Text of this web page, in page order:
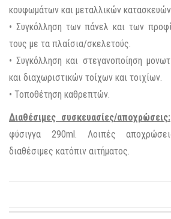
κουφωμάτων και μεταλλικών
• Συγκόλληση των πάνελ και των
τους με τα πλαίσια/σκελετούς.
• Συγκόλληση και στεγανοποίηση
και διαχωριστικών τοίχων και τοιχίων.
• Τοποθέτηση καθρεπτών.
Διαθέσιμες συσκευασίες/αποχρώσεις:
φύσιγγα 290ml. Λοιπές
διαθέσιμες κατόπιν αιτήματος.